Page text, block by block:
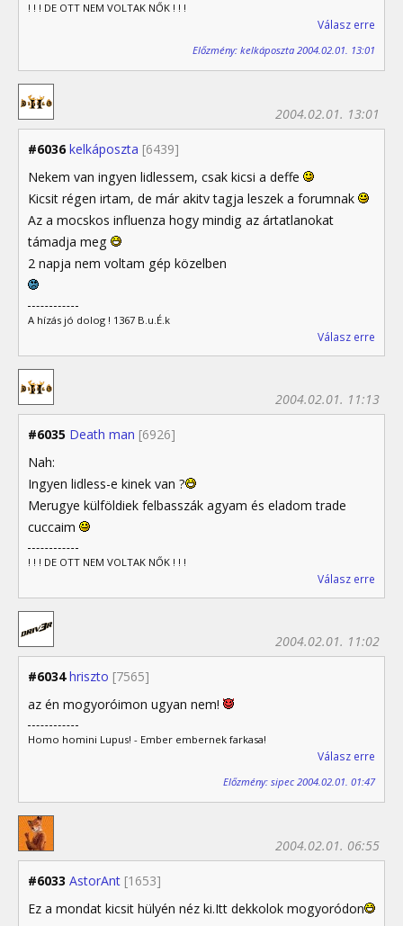
! ! ! DE OTT NEM VOLTAK NŐK ! ! !
Válasz erre
Előzmény: kelkáposzta 2004.02.01. 13:01
#6036 kelkáposzta [6439]
2004.02.01. 13:01
Nekem van ingyen lidlessem, csak kicsi a deffe
Kicsit régen irtam, de már akitv tagja leszek a forumnak
Az a mocskos influenza hogy mindig az ártatlanokat
támadja meg
2 napja nem voltam gép közelben
A hízás jó dolog ! 1367 B.u.É.k
Válasz erre
#6035 Death man [6926]
2004.02.01. 11:13
Nah:
Ingyen lidless-e kinek van ?
Merugye külföldiek felbasszák agyam és eladom trade
cuccaim
! ! ! DE OTT NEM VOLTAK NŐK ! ! !
Válasz erre
#6034 hriszto [7565]
2004.02.01. 11:02
az én mogyoróimon ugyan nem!
Homo homini Lupus! - Ember embernek farkasa!
Válasz erre
Előzmény: sipec 2004.02.01. 01:47
#6033 AstorAnt [1653]
2004.02.01. 06:55
Ez a mondat kicsit hülyén néz ki.Itt dekkolok mogyoródon